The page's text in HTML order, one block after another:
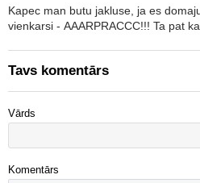
Kapec man butu jakluse, ja es
vienkarsi - AAARPRACCC!!! Ta pat
Tavs komentārs
Vārds
Komentārs